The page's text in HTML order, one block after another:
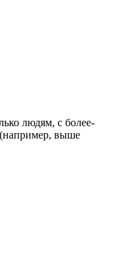
людям, с более-
выше